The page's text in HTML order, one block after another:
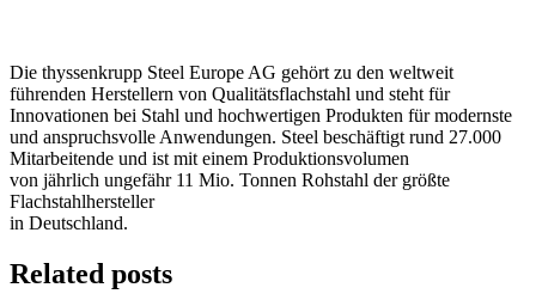
Die thyssenkrupp Steel Europe AG gehört zu den weltweit
führenden Herstellern von Qualitätsflachstahl und steht für
Innovationen bei Stahl und hochwertigen Produkten für modernste
und anspruchsvolle Anwendungen. Steel beschäftigt rund 27.000
Mitarbeitende und ist mit einem Produktionsvolumen
von jährlich ungefähr 11 Mio. Tonnen Rohstahl der größte
Flachstahlhersteller
in Deutschland.
Related posts